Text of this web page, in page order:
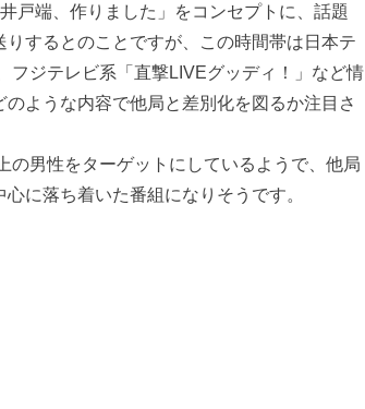
戸端、作りました」をコンセプトに、話題
するとのことですが、この時間帯は日本テ
フジテレビ系「直撃LIVEグッディ！」など情
ような内容で他局と差別化を図るか注目さ
男性をターゲットにしているようで、他局
に落ち着いた番組になりそうです。